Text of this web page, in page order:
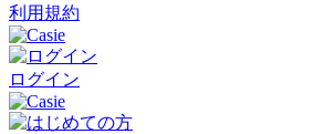
利用規約
ログイン